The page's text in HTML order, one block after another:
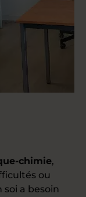
chimie,
ou
a besoin